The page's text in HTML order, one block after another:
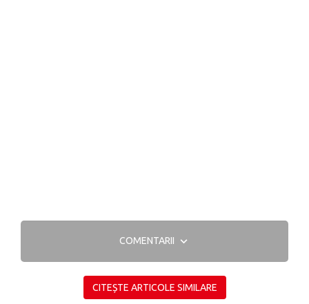
COMENTARII
CITEȘTE ARTICOLE SIMILARE